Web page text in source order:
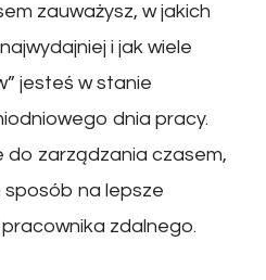
zauważysz, w jakich
i jak wiele
jesteś w stanie
dnia pracy.
do zarządzania czasem,
sposób na lepsze
zdalnego.